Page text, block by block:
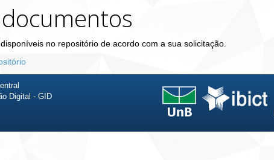
no repositório de acordo com a sua solicitação.
Digital - GID